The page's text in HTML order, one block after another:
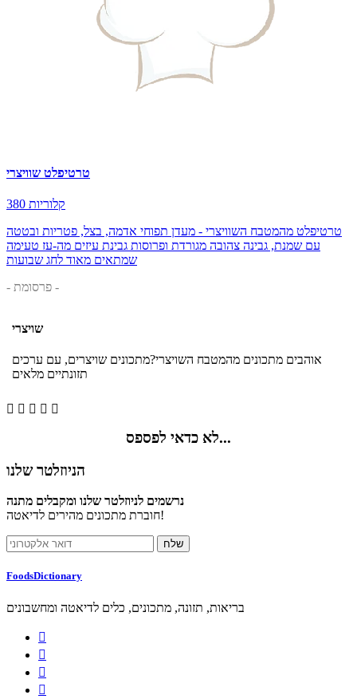
טרטיפלט שוויצרי
380 קלוריות
טרטיפלט מהמטבח השוויצרי - מעדן תפוחי אדמה, בצל, פטריות ובטטה
עם שמנת, גבינה צהובה מגורדת ופרוסות גבינת עיזים מה-עז טעימה
שמתאים מאוד לחג שבועות
- פרסומת -
שויצרי
אוהבים מתכונים מהמטבח השויצרי?מתכונים שויצרים, עם ערכים
תזונתיים מלאים
    
לא כדאי לפספס...
הניוזלטר שלנו
נרשמים לניוזלטר שלנו ומקבלים מתנה
חוברת מתכונים מהירים לדיאטה!
FoodsDictionary
בריאות, תזונה, מתכונים, כלים לדיאטה ומחשבונים



